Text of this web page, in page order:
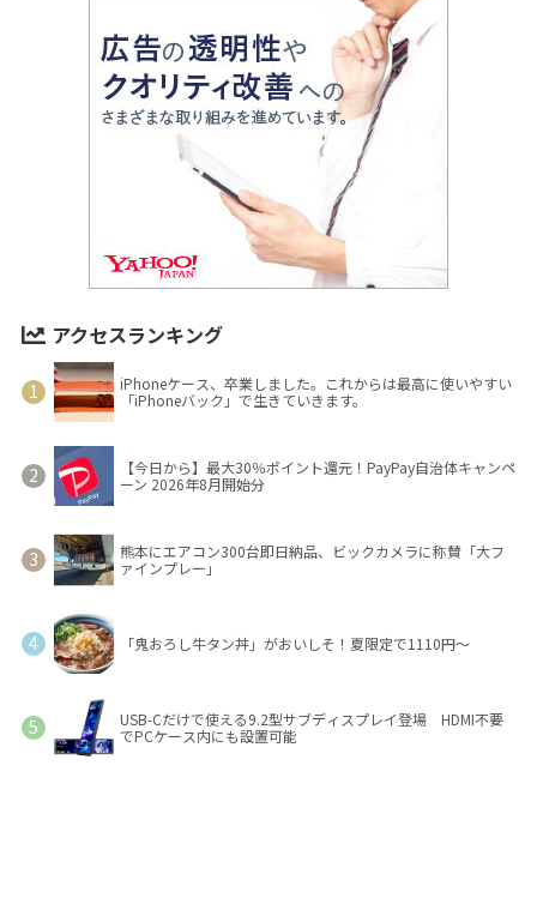
アクセスランキング
iPhoneケース、卒業しました。これからは最高に使いやすい
「iPhoneバック」で生きていきます。
【今日から】最大30％ポイント還元！PayPay自治体キャンペ
ーン 2026年8月開始分
熊本にエアコン300台即日納品、ビックカメラに称賛「大フ
ァインプレー」
「鬼おろし牛タン丼」がおいしそ！夏限定で1110円～
USB-Cだけで使える9.2型サブディスプレイ登場 HDMI不要
でPCケース内にも設置可能